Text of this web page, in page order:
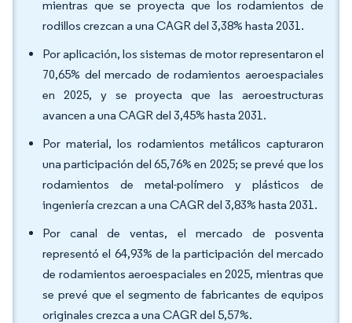
mientras que se proyecta que los rodamientos de
rodillos crezcan a una CAGR del 3,38% hasta 2031.
Por aplicación, los sistemas de motor representaron el
70,65% del mercado de rodamientos aeroespaciales
en 2025, y se proyecta que las aeroestructuras
avancen a una CAGR del 3,45% hasta 2031.
Por material, los rodamientos metálicos capturaron
una participación del 65,76% en 2025; se prevé que los
rodamientos de metal-polímero y plásticos de
ingeniería crezcan a una CAGR del 3,83% hasta 2031.
Por canal de ventas, el mercado de posventa
representó el 64,93% de la participación del mercado
de rodamientos aeroespaciales en 2025, mientras que
se prevé que el segmento de fabricantes de equipos
originales crezca a una CAGR del 5,57%.